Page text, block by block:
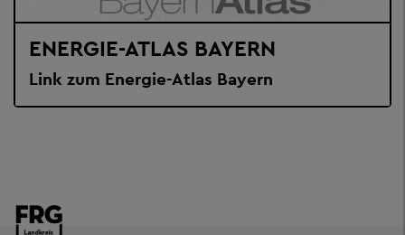
ENERGIE-ATLAS BAYERN
Link zum Energie-Atlas Bayern